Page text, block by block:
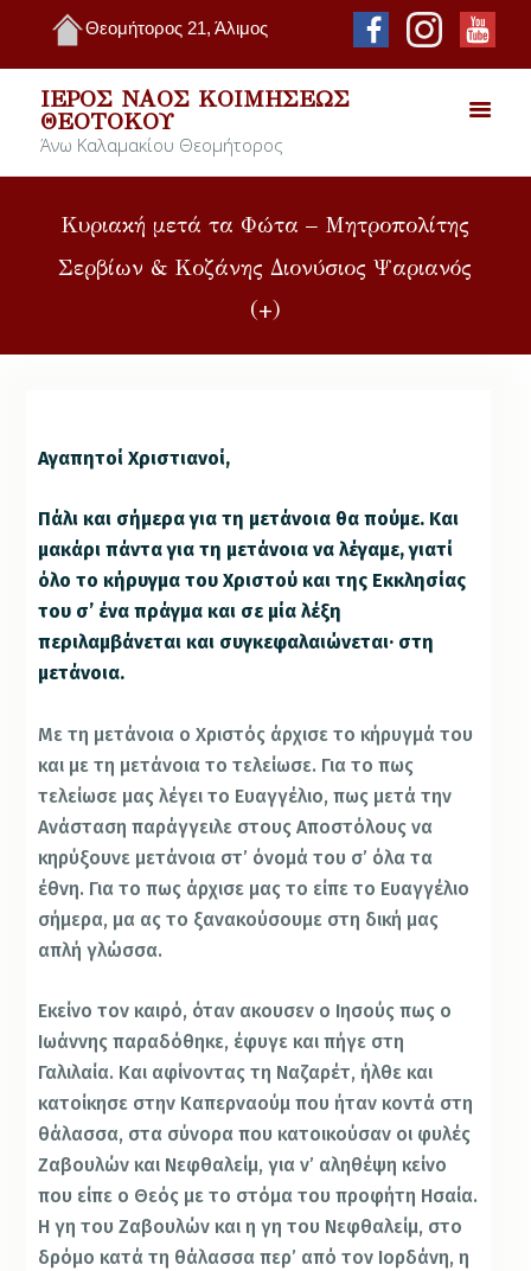
Θεομήτορος 21, Άλιμος
ΙΕΡΌΣ ΝΑΌΣ ΚΟΙΜΉΣΕΩΣ
ΘΕΟΤΌΚΟΥ
Άνω Καλαμακίου Θεομήτορος
Κυριακή μετά τα Φώτα – Μητροπολίτης
Σερβίων & Κοζάνης Διονύσιος Ψαριανός
(+)
Αγαπητοί Χριστιανοί,
Πάλι και σήμερα για τη μετάνοια θα πούμε. Και
μακάρι πάντα για τη μετάνοια να λέγαμε, γιατί
όλο το κήρυγμα του Χριστού και της Εκκλησίας
του σ’ ένα πράγμα και σε μία λέξη
περιλαμβάνεται και συγκεφαλαιώνεται· στη
μετάνοια.
Με τη μετάνοια ο Χριστός άρχισε το κήρυγμά του
και με τη μετάνοια το τελείωσε. Για το πως
τελείωσε μας λέγει το Ευαγγέλιο, πως μετά την
Ανάσταση παράγγειλε στους Αποστόλους να
κηρύξουνε μετάνοια στ’ όνομά του σ’ όλα τα
έθνη. Για το πως άρχισε μας το είπε το Ευαγγέλιο
σήμερα, μα ας το ξανακούσουμε στη δική μας
απλή γλώσσα.
Εκείνο τον καιρό, όταν ακουσεν ο Ιησούς πως ο
Ιωάννης παραδόθηκε, έφυγε και πήγε στη
Γαλιλαία. Και αφίνοντας τη Ναζαρέτ, ήλθε και
κατοίκησε στην Καπερναούμ που ήταν κοντά στη
θάλασσα, στα σύνορα που κατοικούσαν οι φυλές
Ζαβουλών και Νεφθαλείμ, για ν’ αληθέψη κείνο
που είπε ο Θεός με το στόμα του προφήτη Ησαία.
Η γη του Ζαβουλών και η γη του Νεφθαλείμ, στο
δρόμο κατά τη θάλασσα περ’ από τον Ιορδάνη, η